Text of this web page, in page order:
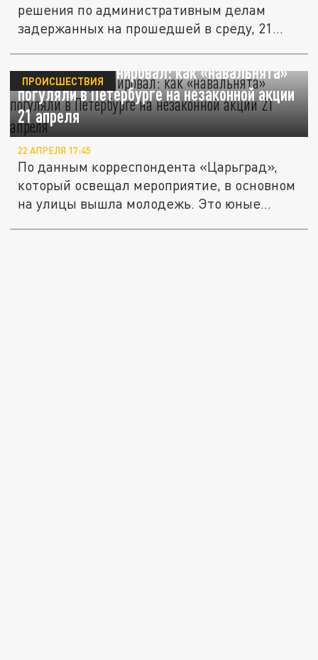
решения по административным делам
задержанных на прошедшей в среду, 21...
Сусанин координировал: как «навальнята»
погуляли в Петербурге на незаконной акции
21 апреля
ПРОИСШЕСТВИЯ
22 АПРЕЛЯ 17:45
По данным корреспондента «Царьград»,
который освещал мероприятие, в основном
на улицы вышла молодежь. Это юные...